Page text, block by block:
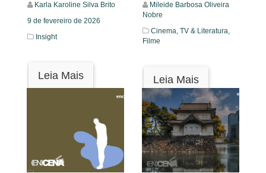
Karla Karoline Silva Brito
9 de fevereiro de 2026
Insight
Leia Mais
Mileide Barbosa Oliveira
Nobre
Cinema, TV & Literatura,
Filme
Leia Mais